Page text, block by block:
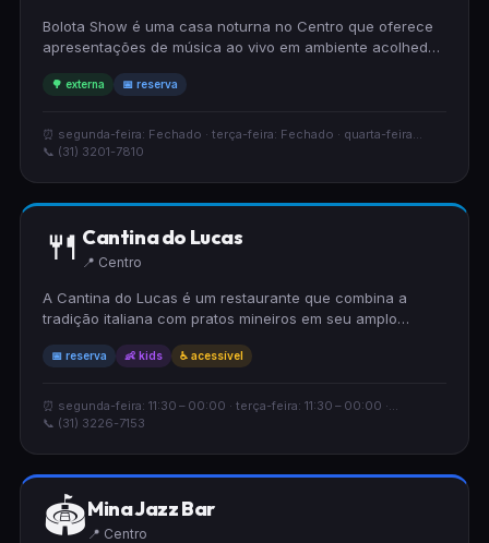
Bolota Show é uma casa noturna no Centro que oferece
apresentações de música ao vivo em ambiente acolhedor.
agradável e aceita reservas, facilitando o planejamento
quem busca entretenimento musical de qualidade.
🌳 externa 📅 reserva
⏰ segunda-feira: Fechado · terça-feira: Fechado · quarta-feira...
📞 (31) 3201-7810
🍴 Cantina do Lucas
📍 Centro
A Cantina do Lucas é um restaurante que combina a
tradição italiana com pratos mineiros em seu amplo
completa e oferece uma seleção de vinhos para
sua melhor experiência.
📅 reserva 👶 kids ♿ acessível
⏰ segunda-feira: 11:30 – 00:00 · terça-feira: 11:30 – 00:00 ·...
📞 (31) 3226-7153
🏟Mina Jazz Bar
📍 Centro